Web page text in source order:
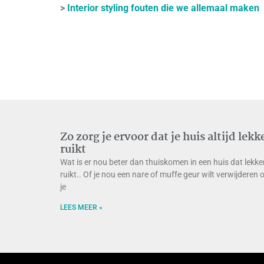
> Interior styling fouten die we allemaal maken
Zo zorg je ervoor dat je huis altijd
ruikt
Wat is er nou beter dan thuiskomen in een huis dat
ruikt.. Of je nou een nare of muffe geur wilt verwijderen
je
LEES MEER »